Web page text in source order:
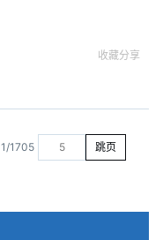
收藏分享
1/1705 跳页